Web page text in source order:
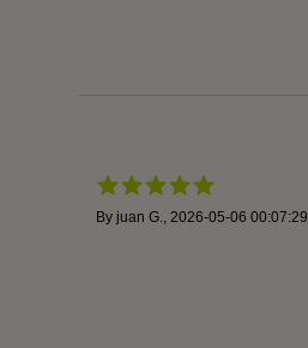
By juan G., 2026-05-06 00:07:29